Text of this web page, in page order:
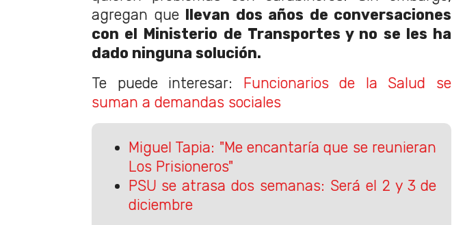
agregan que llevan dos años de conversaciones
con el Ministerio de Transportes y no se les ha
dado ninguna solución.
Te puede interesar: Funcionarios de la Salud se
suman a demandas sociales
Miguel Tapia: "Me encantaría que se reunieran
Los Prisioneros"
PSU se atrasa dos semanas: Será el 2 y 3 de
diciembre